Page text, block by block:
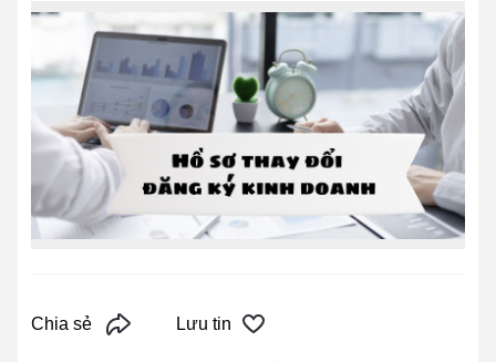
Chia sẻ Lưu tin